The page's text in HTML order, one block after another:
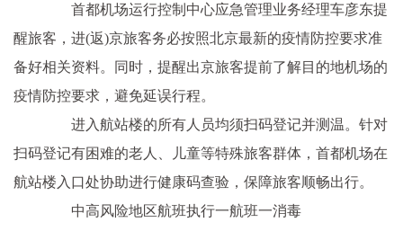
首都机场运行控制中心应急管理业务经理车彦东提
醒旅客，进(返)京旅客务必按照北京最新的疫情防控要求准
备好相关资料。同时，提醒出京旅客提前了解目的地机场的
疫情防控要求，避免延误行程。
进入航站楼的所有人员均须扫码登记并测温。针对
扫码登记有困难的老人、儿童等特殊旅客群体，首都机场在
航站楼入口处协助进行健康码查验，保障旅客顺畅出行。
中高风险地区航班执行一航班一消毒